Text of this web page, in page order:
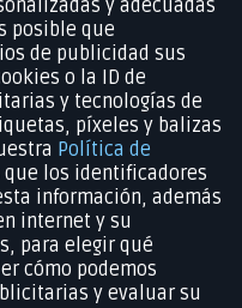
y adecuadas
posible que
de publicidad sus
o la ID de
y tecnologías de
píxeles y balizas
Política de
que los identificadores
información, además
internet y su
para elegir qué
cómo podemos
y evaluar su